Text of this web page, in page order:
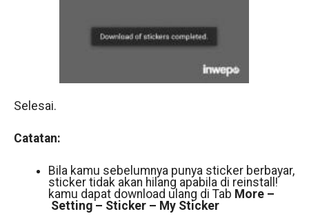
Selesai.
Catatan:
Bila kamu sebelumnya punya sticker berbayar,
sticker tidak akan hilang apabila di reinstall!
kamu dapat download ulang di Tab More –
Setting – Sticker – My Sticker